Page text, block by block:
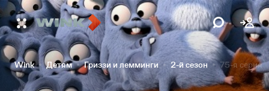
Wink Детям Гриззи и лемминги 2-й сезон 75-я серия